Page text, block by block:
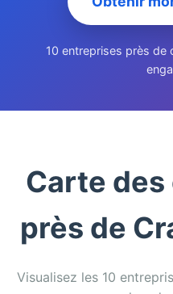
10 entreprises près de
Carte
près de
Visualisez les 10